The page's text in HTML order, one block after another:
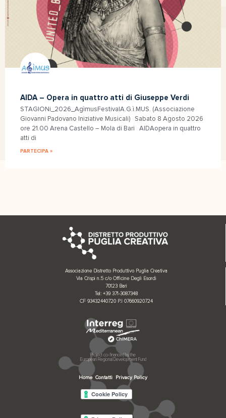
AIDA – Opera in quattro atti di Giuseppe Verdi
STAGIONi_2026_AgìmusFestivalA.G.ì.MUS. (Associazione
Giovanni Padovano Iniziative Musicali) Sabato 8 Agosto 2026
ore 21.00 Arena Castello – Mola di Bari AIDAopera in quattro
atti di
PARTECIPA »
Associazione Distretto Produttivo Puglia Creativa
Via Crispi n.5 c/o Officine Degli Esordi
70123 Bari
Tel: +39 371-3087348
CF 93432440720 P.I 07660920724
Project co-financed by the
European Regional Development Fund
Home Contatti Privacy Policy